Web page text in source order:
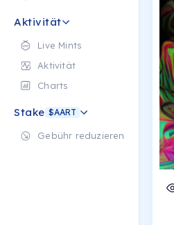
Aktivität
Live Mints
Aktivität
Charts
Stake $AART
Gebühr reduzieren